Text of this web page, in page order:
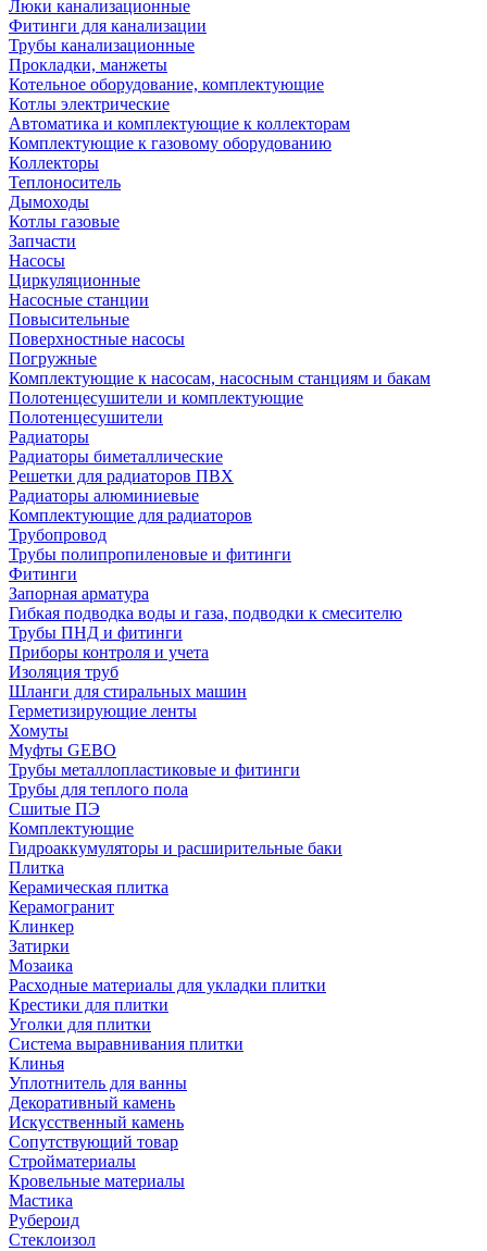
Люки канализационные
Фитинги для канализации
Трубы канализационные
Прокладки, манжеты
Котельное оборудование, комплектующие
Котлы электрические
Автоматика и комплектующие к коллекторам
Комплектующие к газовому оборудованию
Коллекторы
Теплоноситель
Дымоходы
Котлы газовые
Запчасти
Насосы
Циркуляционные
Насосные станции
Повысительные
Поверхностные насосы
Погружные
Комплектующие к насосам, насосным станциям и бакам
Полотенцесушители и комплектующие
Полотенцесушители
Радиаторы
Радиаторы биметаллические
Решетки для радиаторов ПВХ
Радиаторы алюминиевые
Комплектующие для радиаторов
Трубопровод
Трубы полипропиленовые и фитинги
Фитинги
Запорная арматура
Гибкая подводка воды и газа, подводки к смесителю
Трубы ПНД и фитинги
Приборы контроля и учета
Изоляция труб
Шланги для стиральных машин
Герметизирующие ленты
Хомуты
Муфты GEBO
Трубы металлопластиковые и фитинги
Трубы для теплого пола
Сшитые ПЭ
Комплектующие
Гидроаккумуляторы и расширительные баки
Плитка
Керамическая плитка
Керамогранит
Клинкер
Затирки
Мозаика
Расходные материалы для укладки плитки
Крестики для плитки
Уголки для плитки
Система выравнивания плитки
Клинья
Уплотнитель для ванны
Декоративный камень
Искусственный камень
Сопутствующий товар
Стройматериалы
Кровельные материалы
Мастика
Рубероид
Стеклоизол